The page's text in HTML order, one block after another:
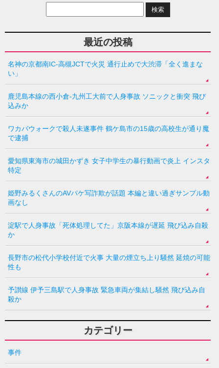
最近の投稿
名神の京都南IC-高槻JCTで火災 通行止めで大渋滞「全く進まな
い」
鹿児島本線の西小倉-九州工大前で人身事故 ソニックと衝突 飛び
込みか
ワカバウォークで殺人未遂事件 鶴ケ島市の15歳の高校生が通り魔
で逮捕
愛知県東海市の城田かずき 女子中学生の暴行動画で炎上 インスタ
特定
姫野みるくさんのAVパケ写詐欺が話題 本編と違い過ぎサンプル動
画なし
淀駅で人身事故「死体処理してた」京阪本線が遅延 飛び込み自殺
か
長野市の松代小学校付近で火事 大量の煙立ち上り騒然 延焼の可能
性も
予讃線 伊予三島駅で人身事故 緊急車両が集結し騒然 飛び込み自
殺か
カテゴリー
事件